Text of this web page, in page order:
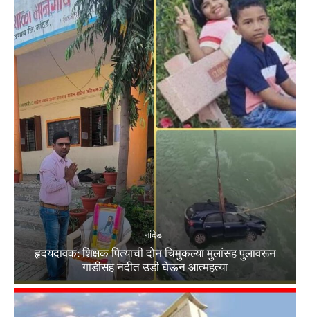
नांदेड
हृदयदावक: शिक्षक पित्याची दोन चिमुकल्या मुलांसह पुलावरून
गाडीसह नदीत उडी घेऊन आत्महत्या